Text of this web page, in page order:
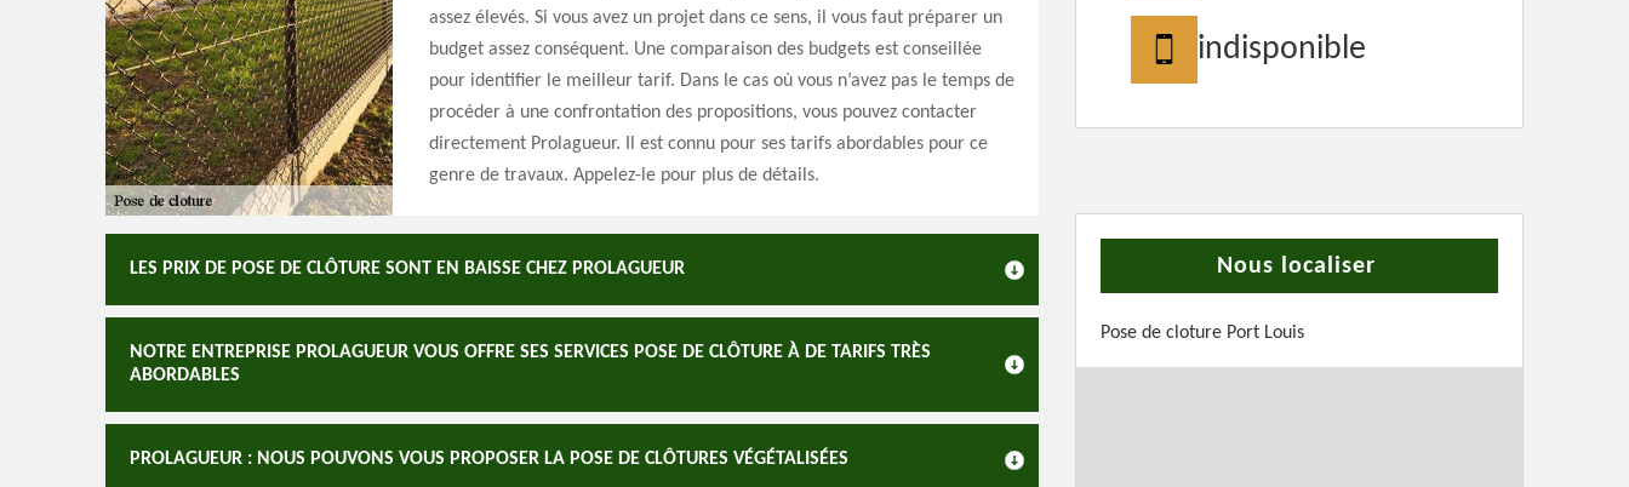
assez élevés. Si vous avez un projet dans ce sens, il vous faut préparer un
budget assez conséquent. Une comparaison des budgets est conseillée
pour identifier le meilleur tarif. Dans le cas où vous n’avez pas le temps de
procéder à une confrontation des propositions, vous pouvez contacter
directement Prolagueur. Il est connu pour ses tarifs abordables pour ce
genre de travaux. Appelez-le pour plus de détails.
LES PRIX DE POSE DE CLÔTURE SONT EN BAISSE CHEZ PROLAGUEUR
NOTRE ENTREPRISE PROLAGUEUR VOUS OFFRE SES SERVICES POSE DE CLÔTURE À DE TARIFS TRÈS
ABORDABLES
PROLAGUEUR : NOUS POUVONS VOUS PROPOSER LA POSE DE CLÔTURES VÉGÉTALISÉES
indisponible
Nous localiser
Pose de cloture Port Louis